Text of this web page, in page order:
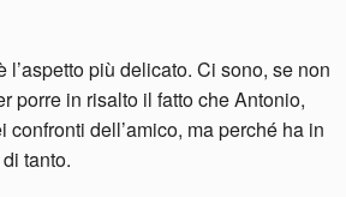
più delicato. Ci sono, se non
porre in risalto il fatto che Antonio,
dell’amico, ma perché ha in
tanto.